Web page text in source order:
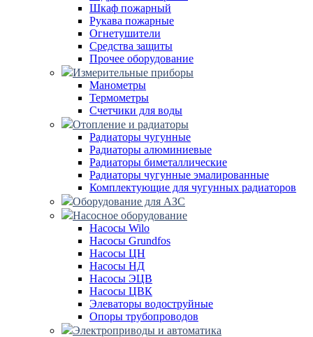
Шкаф пожарный
Рукава пожарные
Огнетушители
Средства защиты
Прочее оборудование
Измерительные приборы
Манометры
Термометры
Счетчики для воды
Отопление и радиаторы
Радиаторы чугунные
Радиаторы алюминиевые
Радиаторы биметаллические
Радиаторы чугунные эмалированные
Комплектующие для чугунных радиаторов
Оборудование для АЗС
Насосное оборудование
Насосы Wilo
Насосы Grundfos
Насосы ЦН
Насосы НД
Насосы ЭЦВ
Насосы ЦВК
Элеваторы водоструйные
Опоры трубопроводов
Электроприводы и автоматика